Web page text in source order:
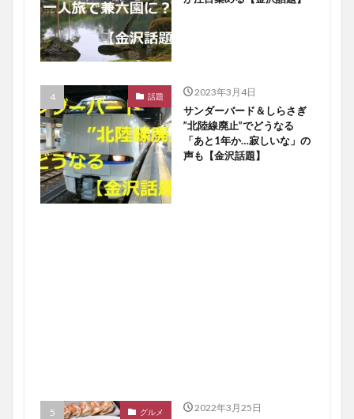
話題 2023年3月4日
サンダーバード＆しらさぎ
”北陸線廃止”でどうなる
「あと1年か…寂しいな」の
声も【金沢話題】
グルメ 2022年3月25日